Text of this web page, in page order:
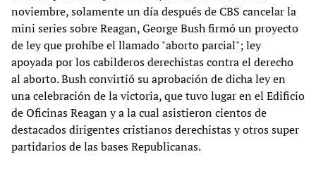
noviembre, solamente un día después de CBS cancelar la
mini series sobre Reagan, George Bush firmó un proyecto
de ley que prohíbe el llamado "aborto parcial"; ley
apoyada por los cabilderos derechistas contra el derecho
al aborto. Bush convirtió su aprobación de dicha ley en
una celebración de la victoria, que tuvo lugar en el Edificio
de Oficinas Reagan y a la cual asistieron cientos de
destacados dirigentes cristianos derechistas y otros super
partidarios de las bases Republicanas.